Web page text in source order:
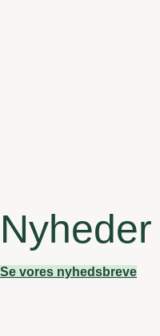
Nyheder
Se vores nyhedsbreve